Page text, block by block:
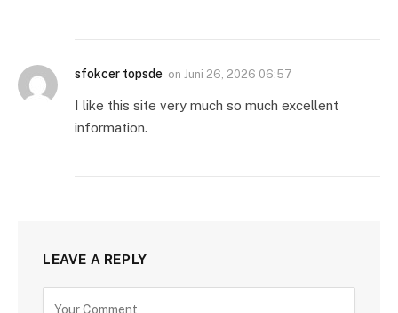
sfokcer topsde on Juni 26, 2026 06:57
I like this site very much so much excellent
information.
LEAVE A REPLY